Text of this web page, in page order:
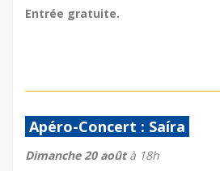
Entrée gratuite.
Apéro-Concert : Saíra
Dimanche 20 aoûtà 18h